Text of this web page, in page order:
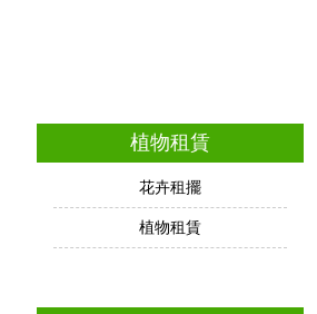
植物租賃
花卉租擺
植物租賃